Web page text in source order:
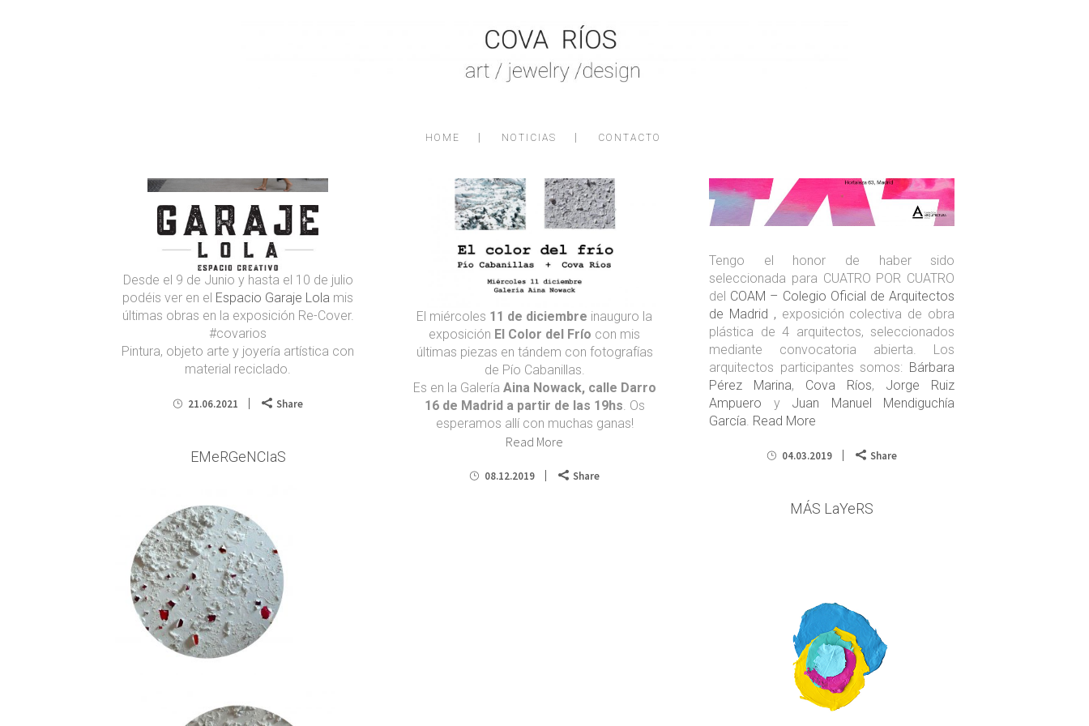
HOME NOTICIAS CONTACTO
Desde el 9 de Junio y hasta el 10 de julio
podéis ver en el Espacio Garaje Lola mis
últimas obras en la exposición Re-Cover.
#covarios
Pintura, objeto arte y joyería artística con
material reciclado.
21.06.2021 Share
El miércoles 11 de diciembre inauguro la
exposición El Color del Frío con mis
últimas piezas en tándem con fotografías
de Pío Cabanillas.
Es en la Galería Aina Nowack, calle Darro
16 de Madrid a partir de las 19hs. Os
esperamos allí con muchas ganas!
Read More
08.12.2019 Share
Tengo el honor de haber sido
seleccionada para CUATRO POR CUATRO
del COAM – Colegio Oficial de Arquitectos
de Madrid , exposición colectiva de obra
plástica de 4 arquitectos, seleccionados
mediante convocatoria abierta. Los
arquitectos participantes somos: Bárbara
Pérez Marina, Cova Ríos, Jorge Ruiz
Ampuero y Juan Manuel Mendiguchía
García. Read More
04.03.2019 Share
EMeRGeNCIaS
MÁS LaYeRS